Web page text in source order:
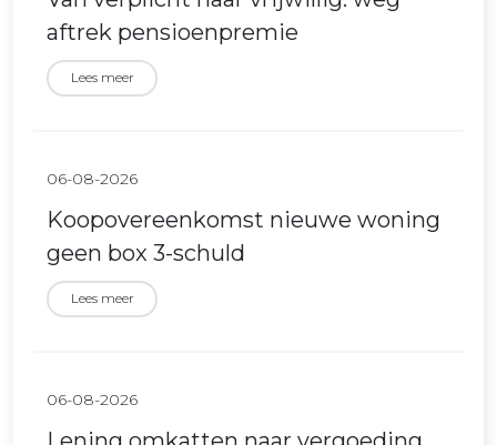
aftrek pensioenpremie
Lees meer
06-08-2026
Koopovereenkomst nieuwe woning
geen box 3-schuld
Lees meer
06-08-2026